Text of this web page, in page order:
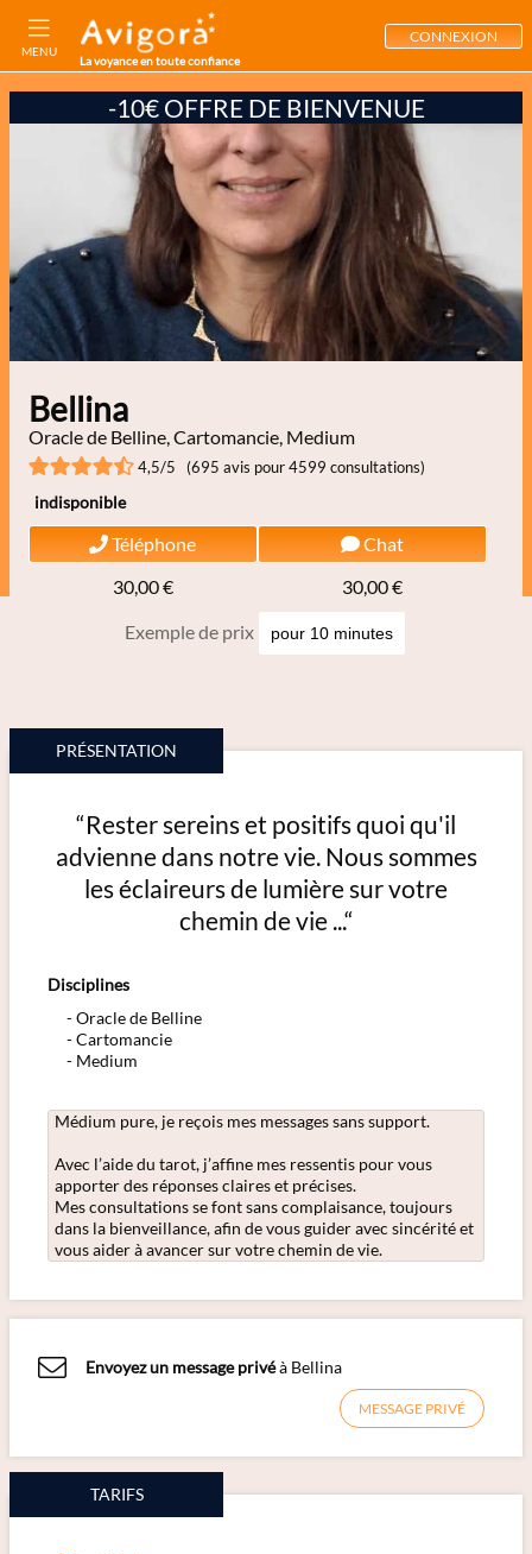
MENU
La voyance en toute confiance
CONNEXION
-10€ OFFRE DE BIENVENUE
Bellina
Oracle de Belline, Cartomancie, Medium
4,5/5 (695 avis pour 4599 consultations)
indisponible
Téléphone
30,00 €
Chat
30,00 €
Exemple de prix
PRÉSENTATION
“Rester sereins et positifs quoi qu'il
advienne dans notre vie. Nous sommes
les éclaireurs de lumière sur votre
chemin de vie ...“
Disciplines
Oracle de Belline
Cartomancie
Medium
Médium pure, je reçois mes messages sans support.
Avec l’aide du tarot, j’affine mes ressentis pour vous
apporter des réponses claires et précises.
Mes consultations se font sans complaisance, toujours
dans la bienveillance, afin de vous guider avec sincérité et
vous aider à avancer sur votre chemin de vie.
Envoyez un message privéà Bellina
MESSAGE PRIVÉ
TARIFS